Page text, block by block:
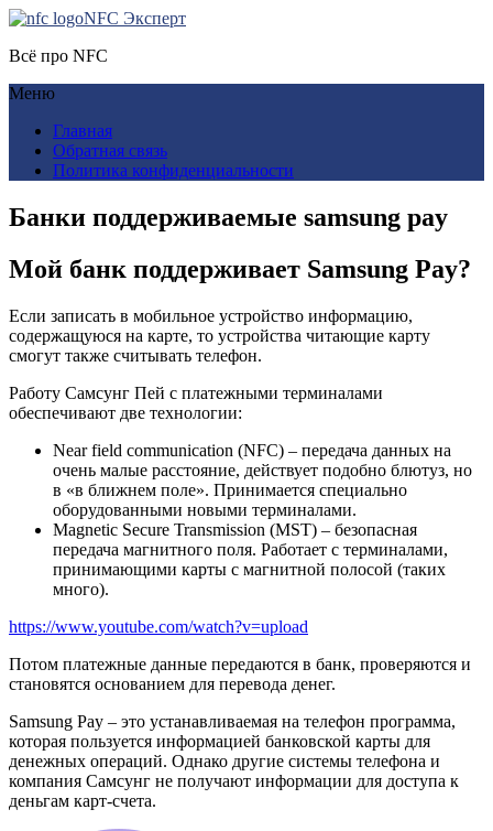
NFC Эксперт
Всё про NFC
Меню
Главная
Обратная связь
Политика конфиденциальности
Банки поддерживаемые samsung pay
Мой банк поддерживает Samsung Pay?
Если записать в мобильное устройство информацию,
содержащуюся на карте, то устройства читающие карту
смогут также считывать телефон.
Работу Самсунг Пей с платежными терминалами
обеспечивают две технологии:
Near field communication (NFC) – передача данных на
очень малые расстояние, действует подобно блютуз, но
в «в ближнем поле». Принимается специально
оборудованными новыми терминалами.
Magnetic Secure Transmission (MST) – безопасная
передача магнитного поля. Работает с терминалами,
принимающими карты с магнитной полосой (таких
много).
https://www.youtube.com/watch?v=upload
Потом платежные данные передаются в банк, проверяются и
становятся основанием для перевода денег.
Samsung Pay – это устанавливаемая на телефон программа,
которая пользуется информацией банковской карты для
денежных операций. Однако другие системы телефона и
компания Самсунг не получают информации для доступа к
деньгам карт-счета.